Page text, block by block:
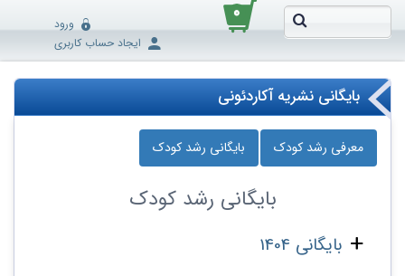
۰
ورود
ایجاد حساب کاربری
بایگانی نشریه آکاردئونی
معرفی رشد کودک بایگانی رشد کودک
بایگانی رشد کودک
بایگانی 1404